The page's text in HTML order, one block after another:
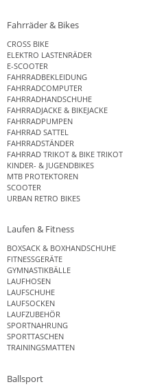
Fahrräder & Bikes
CROSS BIKE
ELEKTRO LASTENRÄDER
E-SCOOTER
FAHRRADBEKLEIDUNG
FAHRRADCOMPUTER
FAHRRADHANDSCHUHE
FAHRRADJACKE & BIKEJACKE
FAHRRADPUMPEN
FAHRRAD SATTEL
FAHRRADSTÄNDER
FAHRRAD TRIKOT & BIKE TRIKOT
KINDER- & JUGENDBIKES
MTB PROTEKTOREN
SCOOTER
URBAN RETRO BIKES
Laufen & Fitness
BOXSACK & BOXHANDSCHUHE
FITNESSGERÄTE
GYMNASTIKBÄLLE
LAUFHOSEN
LAUFSCHUHE
LAUFSOCKEN
LAUFZUBEHÖR
SPORTNAHRUNG
SPORTTASCHEN
TRAININGSMATTEN
Ballsport